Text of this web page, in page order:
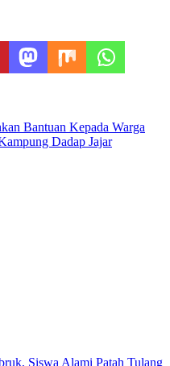
Bantuan Kepada Warga
Dadap Jajar
Siswa Alami Patah Tulang